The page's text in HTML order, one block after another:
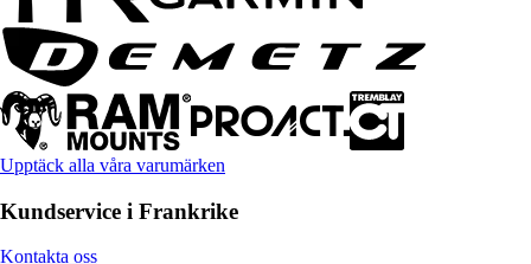
Upptäck alla våra varumärken
Kundservice i Frankrike
Kontakta oss